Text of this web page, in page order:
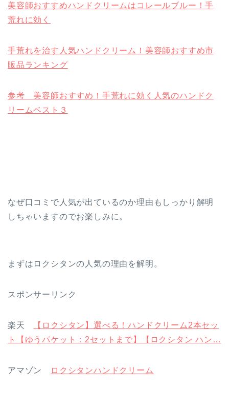
美容師おすすめハンドクリームはコレールブルー！手
荒れに効く
手荒れを治す人気ハンドクリーム！美容師おすすめ市
販品ランキング
参考 美容師おすすめ！手荒れに効く人気のハンドク
リームベスト３
なぜ口コミで人気が出ているのか理由もしっかり解明
しちゃいますのでお楽しみに。
まずはロクシタンの人気の理由を解明。
スポンサーリンク
楽天
【ロクシタン】選べる！ハンドクリーム2本セッ
ト【ゆうパケット：2セットまで】【ロクシタン ハン…
アマゾン ロクシタンハンドクリーム